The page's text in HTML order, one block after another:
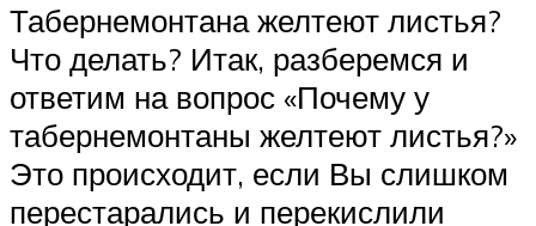
Табернемонтана желтеют листья?
Что делать? Итак, разберемся и
ответим на вопрос «Почему у
табернемонтаны желтеют листья?»
Это происходит, если Вы слишком
перестарались и перекислили